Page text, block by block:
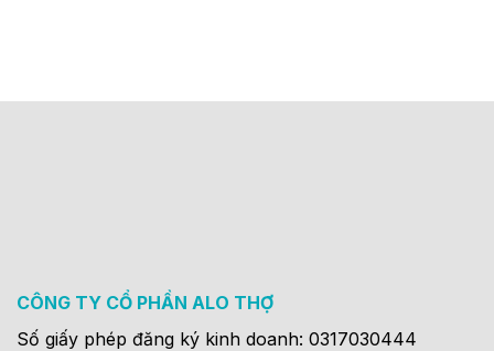
CÔNG TY CỔ PHẦN ALO THỢ
Số giấy phép đăng ký kinh doanh: 0317030444